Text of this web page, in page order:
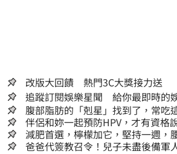
改版大回饋 熱門3C大獎接力送
追蹤訂閱娛樂星聞 給你最即時的
腹部脂肪的「剋星」找到了，常吃
囊，瘦出小蠻腰
伴侶和妳一起預防HPV，才有資格
減肥首選，檸檬加它，堅持一週，
人生
爸爸代簽教召令！兒子未盡後備軍